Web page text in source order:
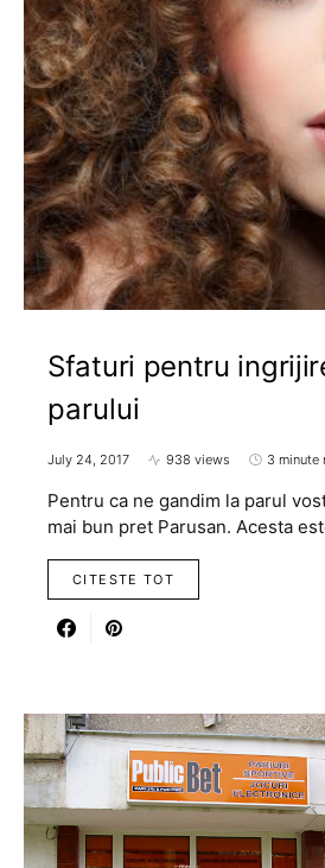
Sfaturi pentru
parului
July 24, 2017 938 views 3 minute
Pentru ca ne gandim la parul
mai bun pret Parusan. Acesta
CITESTE TOT